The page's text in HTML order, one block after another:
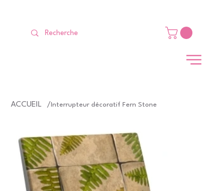
ACCUEIL /Interrupteur décoratif Fern Stone